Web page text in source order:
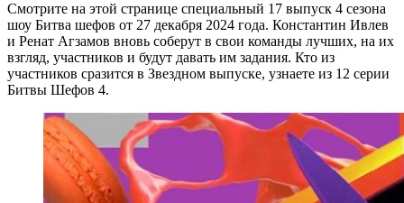
Смотрите на этой странице специальный 17 выпуск 4 сезона
шоу Битва шефов от 27 декабря 2024 года. Константин Ивлев
и Ренат Агзамов вновь соберут в свои команды лучших, на их
взгляд, участников и будут давать им задания. Кто из
участников сразится в Звездном выпуске, узнаете из 12 серии
Битвы Шефов 4.